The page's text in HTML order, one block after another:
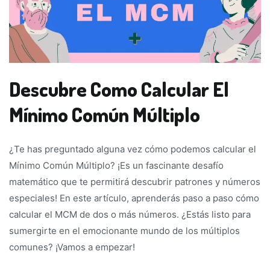
Descubre Como Calcular El
Mínimo Común Múltiplo
¿Te has preguntado alguna vez cómo podemos calcular el
Mínimo Común Múltiplo? ¡Es un fascinante desafío
matemático que te permitirá descubrir patrones y números
especiales! En este artículo, aprenderás paso a paso cómo
calcular el MCM de dos o más números. ¿Estás listo para
sumergirte en el emocionante mundo de los múltiplos
comunes? ¡Vamos a empezar!